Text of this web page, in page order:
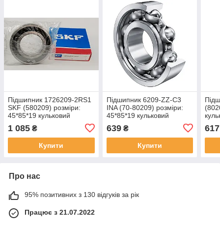
Підшипник 1726209-2RS1
SKF (580209) розміри:
45*85*19 кульковий
1 085 ₴
Купити
Підшипник 6209-ZZ-C3
INA (70-80209) розміри:
45*85*19 кульковий
639₴
Купити
617
Про нас
95% позитивних з 130 відгуків за рік
Працює з 21.07.2022